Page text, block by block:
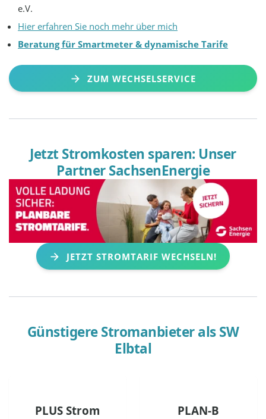
e.V.
Hier erfahren Sie noch mehr über mich
Beratung für Smartmeter & dynamische Tarife
ZUM WECHSELSERVICE
Jetzt Stromkosten sparen: Unser
Partner SachsenEnergie
JETZT STROMTARIF WECHSELN!
Günstigere Stromanbieter alsSW
Elbtal
PLUS Strom PLAN-B